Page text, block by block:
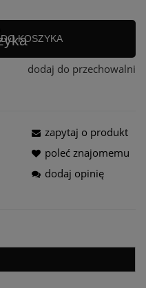
DO KOSZYKA
dodaj do przechowalni
zapytaj o produkt
poleć znajomemu
dodaj opinię